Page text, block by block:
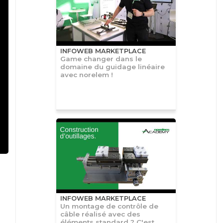
INFOWEB MARKETPLACE
Game changer dans le
domaine du guidage linéaire
avec norelem !
INFOWEB MARKETPLACE
Un montage de contrôle de
câble réalisé avec des